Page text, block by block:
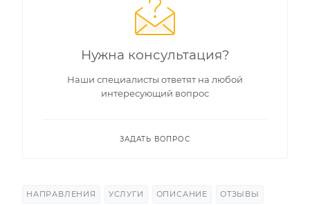
Нужна консультация?
Наши специалисты ответят на любой
интересующий вопрос
ЗАДАТЬ ВОПРОС
НАПРАВЛЕНИЯ УСЛУГИ ОПИСАНИЕ ОТЗЫВЫ